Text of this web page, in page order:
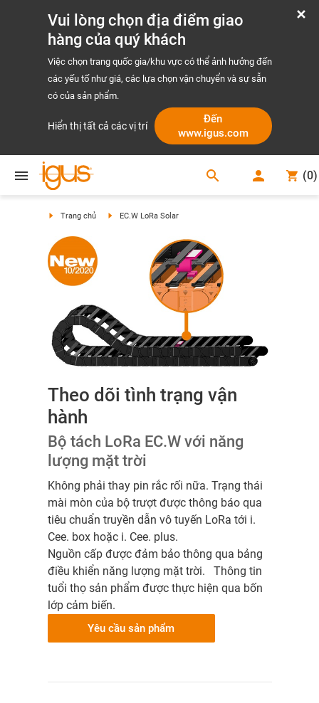
Vui lòng chọn địa điểm giao
hàng của quý khách
Việc chọn trang quốc gia/khu vực có thể ảnh hưởng đến
các yếu tố như giá, các lựa chọn vận chuyển và sự sẵn
có của sản phẩm.
Hiển thị tất cả các vị trí
Đến
www.igus.com
search (0)
Trang chủ EC.W LoRa Solar
Theo dõi tình trạng vận
hành
Bộ tách LoRa EC.W với năng
lượng mặt trời
Không phải thay pin rắc rối nữa. Trạng thái
mài mòn của bộ trượt được thông báo qua
tiêu chuẩn truyền dẫn vô tuyến LoRa tới i.
Cee. box hoặc i. Cee. plus.
Nguồn cấp được đảm bảo thông qua bảng
điều khiển năng lượng mặt trời. Thông tin
tuổi thọ sản phẩm được thực hiện qua bốn
lớp cảm biến.
Yêu cầu sản phẩm